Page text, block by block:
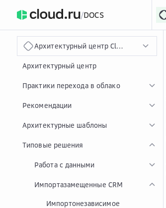
/DOCS
Архитектурный центр Cloud.ru
Архитектурный центр
Практики перехода в облако
Рекомендации
Архитектурные шаблоны
Типовые решения
Работа с данными
Импортазамещенные CRM
Импортонезависимое